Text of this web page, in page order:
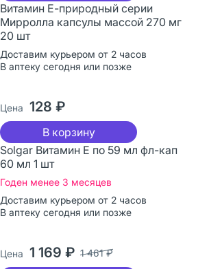
Витамин Е-природный серии
Мирролла капсулы массой 270 мг
20 шт
Доставим курьером от 2 часов
В аптеку сегодня или позже
Цена 128 ₽
В корзину
Solgar Витамин Е по 59 мл фл-кап
60 мл 1 шт
Годен менее 3 месяцев
Доставим курьером от 2 часов
В аптеку сегодня или позже
Цена 1 169 ₽ 1 461 ₽